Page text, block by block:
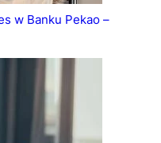
w Banku Pekao –